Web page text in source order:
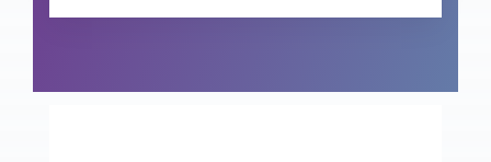
شاگردوں کا چیناؤ